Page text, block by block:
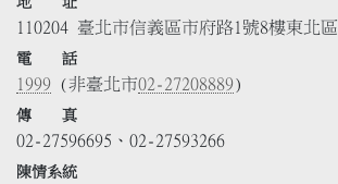
110204 臺北市信義區市府路1號8樓東北區
電 話
1999 (非臺北市02-27208889)
傳 真
02-27596695、02-27593266
陳情系統